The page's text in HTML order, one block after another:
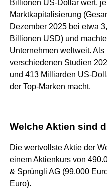
Billionen US-Dollar wert,
Marktkapitalisierung
Dezember 2025 bei etwa
Billionen USD) und
Unternehmen weltweit.
verschiedenen Studien
und 413 Milliarden US-
der Top-Marken macht.
Welche Aktien sind
Die wertvollste Aktie der
einem Aktienkurs von
& Sprüngli AG (99.000
Euro).